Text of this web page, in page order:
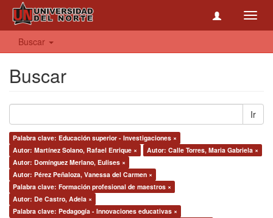
Buscar
Buscar
Ir
Palabra clave: Educación superior - Investigaciones ×
Autor: Martínez Solano, Rafael Enrique ×
Autor: Calle Torres, Maria Gabriela ×
Autor: Domínguez Merlano, Eulises ×
Autor: Pérez Peñaloza, Vanessa del Carmen ×
Palabra clave: Formación profesional de maestros ×
Autor: De Castro, Adela ×
Palabra clave: Pedagogía - Innovaciones educativas ×